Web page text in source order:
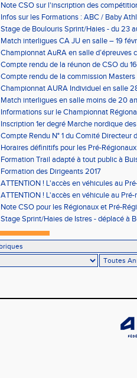
Note CSO sur l'inscription des
Infos sur les Formations : ABC / Baby
Stage de Boulouris Sprint/Haies - du 23
Match interligues CA JU en salle – 19
Championnat AuRA en salle d’épreuves
- le 12 février
Compte rendu de la réunon de CSO du
Compte rendu de la commission
à Bourgoin
Championnat AURA Individuel en salle
Match interligues en salle moins de 20
Informations sur le Championnat
05/02
Inscription 1er degré Marche nordique
03/02 (sous condition)
Compte Rendu N° 1 du Comité Directeur
Horaires définitifs pour les Pré-
Aubière
Formation Trail adapté à tout public à
Formation des Dirigeants 2017
ATTENTION ! L'accès en véhicules au
Bains sera réglementé
ATTENTION ! L'accès en véhicule au
Bains sera réglementé
Note CSO pour les Régionaux et Pré-
Stage Sprint/Haies de Istres - déplacé à